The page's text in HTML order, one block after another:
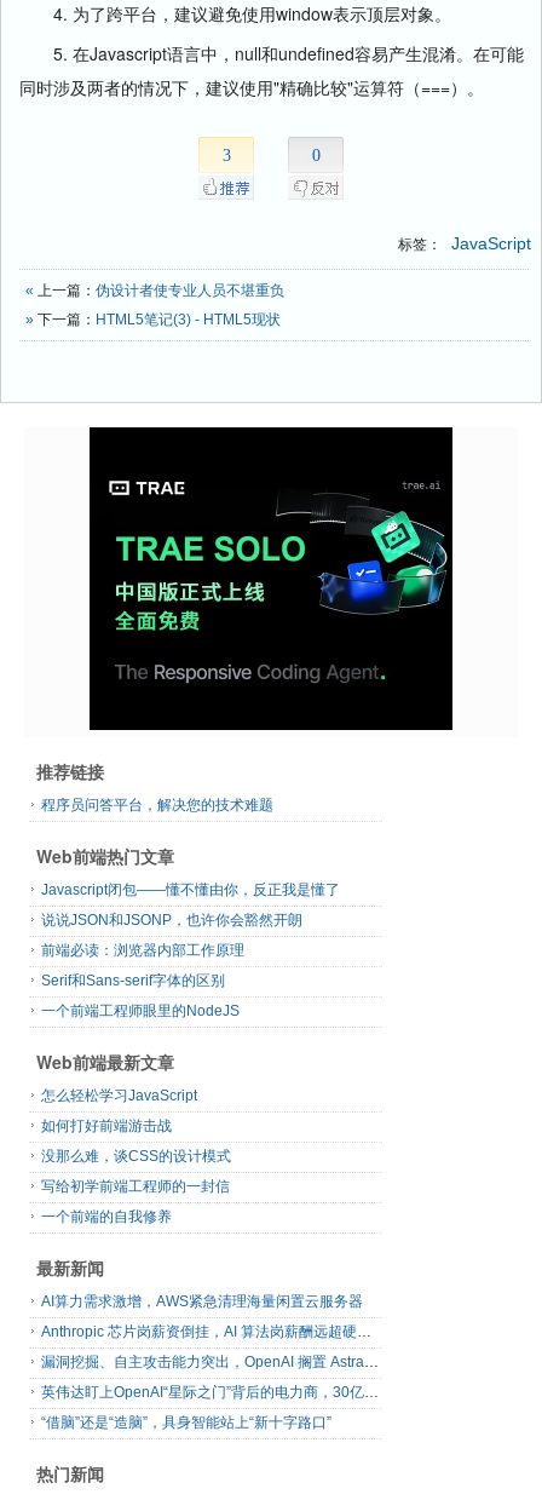
4. 为了跨平台，建议避免使用window表示顶层对象。
5. 在Javascript语言中，null和undefined容易产生混淆。在可能
同时涉及两者的情况下，建议使用"精确比较"运算符（===）。
3 0
标签： JavaScript
« 上一篇： 伪设计者使专业人员不堪重负
» 下一篇： HTML5笔记(3) - HTML5现状
推荐链接
程序员问答平台，解决您的技术难题
Web前端热门文章
Javascript闭包——懂不懂由你，反正我是懂了
说说JSON和JSONP，也许你会豁然开朗
前端必读：浏览器内部工作原理
Serif和Sans-serif字体的区别
一个前端工程师眼里的NodeJS
Web前端最新文章
怎么轻松学习JavaScript
如何打好前端游击战
没那么难，谈CSS的设计模式
写给初学前端工程师的一封信
一个前端的自我修养
最新新闻
AI算力需求激增，AWS紧急清理海量闲置云服务器
Anthropic 芯片岗薪资倒挂，AI 算法岗薪酬远超硬件工程师
漏洞挖掘、自主攻击能力突出，OpenAI 搁置 Astra 模型发布
英伟达盯上OpenAI“星际之门”背后的电力商，30亿美元直接入股
“借脑”还是“造脑”，具身智能站上“新十字路口”
热门新闻